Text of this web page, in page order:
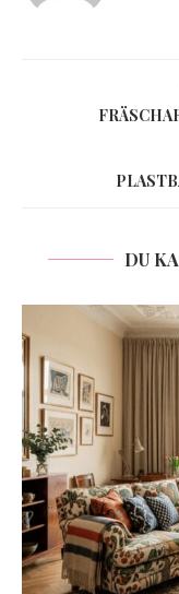
DU